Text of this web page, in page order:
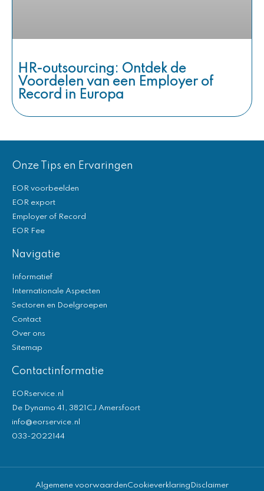
HR-outsourcing: Ontdek de
Voordelen van een Employer of
Record in Europa
Onze Tips en Ervaringen
EOR voorbeelden
EOR export
Employer of Record
EOR Fee
Navigatie
Informatief
Internationale Aspecten
Sectoren en Doelgroepen
Contact
Over ons
Sitemap
Contactinformatie
EORservice.nl
De Dynamo 41, 3821CJ Amersfoort
info@eorservice.nl
033-2022144
Algemene voorwaardenCookieverklaring Disclaimer